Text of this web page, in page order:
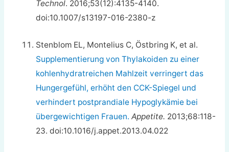
Technol. 2016;53(12):4135-4140.
doi:10.1007/s13197-016-2380-z
Stenblom EL, Montelius C, Östbring K, et al.
Supplementierung von Thylakoiden zu einer
kohlenhydratreichen Mahlzeit verringert das
Hungergefühl, erhöht den CCK-Spiegel und
verhindert postprandiale Hypoglykämie bei
übergewichtigen Frauen. Appetite. 2013;68:118-
23. doi:10.1016/j.appet.2013.04.022